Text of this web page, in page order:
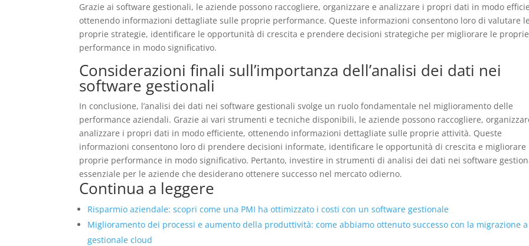
Grazie ai software gestionali, le aziende possono raccogliere, organizzare e analizzare i propri dati in modo
ottenendo informazioni dettagliate sulle proprie performance. Queste informazioni consentono loro di valutare
proprie strategie, identificare le opportunità di crescita e prendere decisioni strategiche per migliorare le proprie
performance in modo significativo.
Considerazioni finali sull’importanza dell’analisi dei dati nei
software gestionali
In conclusione, l’analisi dei dati nei software gestionali svolge un ruolo fondamentale nel miglioramento delle
performance aziendali. Grazie ai vari strumenti e tecniche disponibili, le aziende possono raccogliere,
analizzare i propri dati in modo efficiente, ottenendo informazioni dettagliate sulle proprie attività. Queste
informazioni consentono loro di prendere decisioni informate, identificare le opportunità di crescita e migliorare
proprie performance in modo significativo. Pertanto, investire in strumenti di analisi dei dati nei software
essenziale per le aziende che desiderano ottenere successo nel mercato odierno.
Continua a leggere
Risparmio aziendale: scopri come una PMI ha ottimizzato i costi con un software gestionale
Miglioramento dei processi e aumento della produttività: come abbiamo ottenuto successo con la migrazione
gestionale cloud